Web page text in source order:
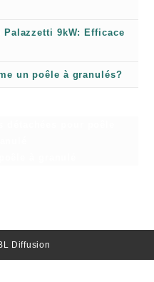
9kW: Efficace
un poêle à granulés?
Diffusion